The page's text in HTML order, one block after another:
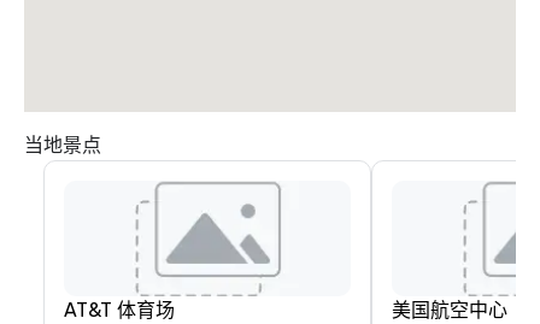
当地景点
AT&T 体育场 美国航空中心